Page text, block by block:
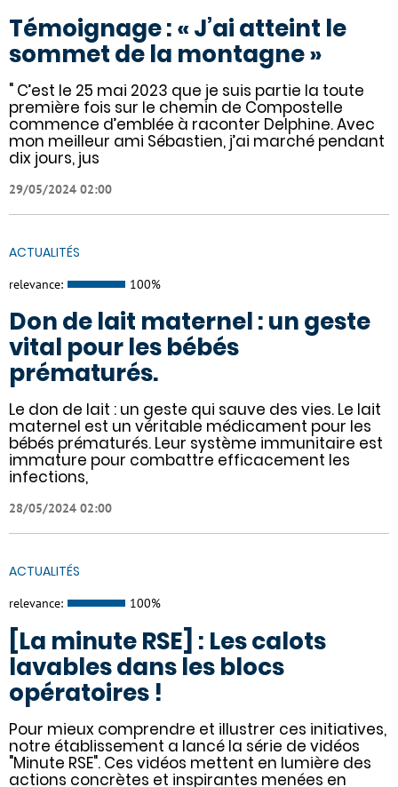
Témoignage : « J’ai atteint le
sommet de la montagne »
" C’est le 25 mai 2023 que je suis partie la toute
première fois sur le chemin de Compostelle
commence d’emblée à raconter Delphine. Avec
mon meilleur ami Sébastien, j’ai marché pendant
dix jours, jus
29/05/2024 02:00
ACTUALITÉS
relevance: 100%
Don de lait maternel : un geste
vital pour les bébés
prématurés.
Le don de lait : un geste qui sauve des vies. Le lait
maternel est un véritable médicament pour les
bébés prématurés. Leur système immunitaire est
immature pour combattre efficacement les
infections,
28/05/2024 02:00
ACTUALITÉS
relevance: 100%
[La minute RSE] : Les calots
lavables dans les blocs
opératoires !
Pour mieux comprendre et illustrer ces initiatives,
notre établissement a lancé la série de vidéos
"Minute RSE". Ces vidéos mettent en lumière des
actions concrètes et inspirantes menées en